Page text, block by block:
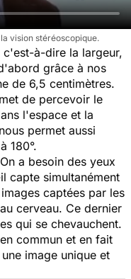
vision stéréoscopique.
à-dire la largeur,
grâce à nos
de 6,5 centimètres.
de percevoir le
l'espace et la
permet aussi
180°.
a besoin des yeux
capte simultanément
captées par les
cerveau. Ce dernier
qui se chevauchent.
commun et en fait
image unique et